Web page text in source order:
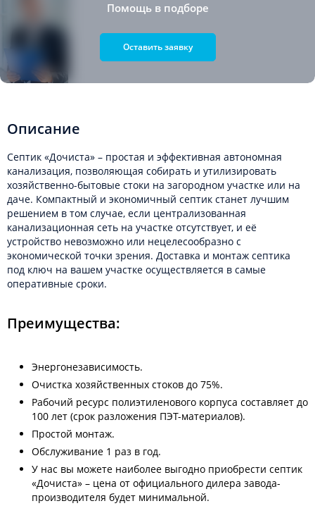
Помощь в подборе
Оставить заявку
Описание
Септик «Дочиста» – простая и эффективная автономная
канализация, позволяющая собирать и утилизировать
хозяйственно-бытовые стоки на загородном участке или на
даче. Компактный и экономичный септик станет лучшим
решением в том случае, если централизованная
канализационная сеть на участке отсутствует, и её
устройство невозможно или нецелесообразно с
экономической точки зрения. Доставка и монтаж септика
под ключ на вашем участке осуществляется в самые
оперативные сроки.
Преимущества:
Энергонезависимость.
Очистка хозяйственных стоков до 75%.
Рабочий ресурс полиэтиленового корпуса составляет до
100 лет (срок разложения ПЭТ-материалов).
Простой монтаж.
Обслуживание 1 раз в год.
У нас вы можете наиболее выгодно приобрести септик
«Дочиста» – цена от официального дилера завода-
производителя будет минимальной.